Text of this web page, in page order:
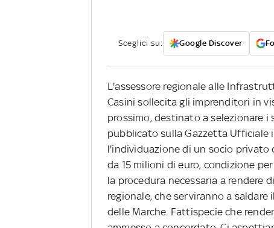
Sceglici su: Google Discover
L'assessore regionale alle
Casini sollecita gli imprenditori in
prossimo, destinato a selezionare i
pubblicato sulla Gazzetta Ufficiale
l'individuazione di un socio
da 15 milioni di euro, condizione
la procedura necessaria a rendere
regionale, che serviranno a
delle Marche. Fattispecie che